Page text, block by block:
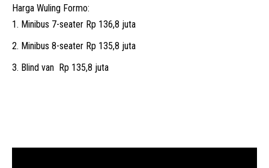
Harga Wuling Formo:
Minibus 7-seater Rp 136,8 juta
Minibus 8-seater Rp 135,8 juta
Blind van Rp 135,8 juta